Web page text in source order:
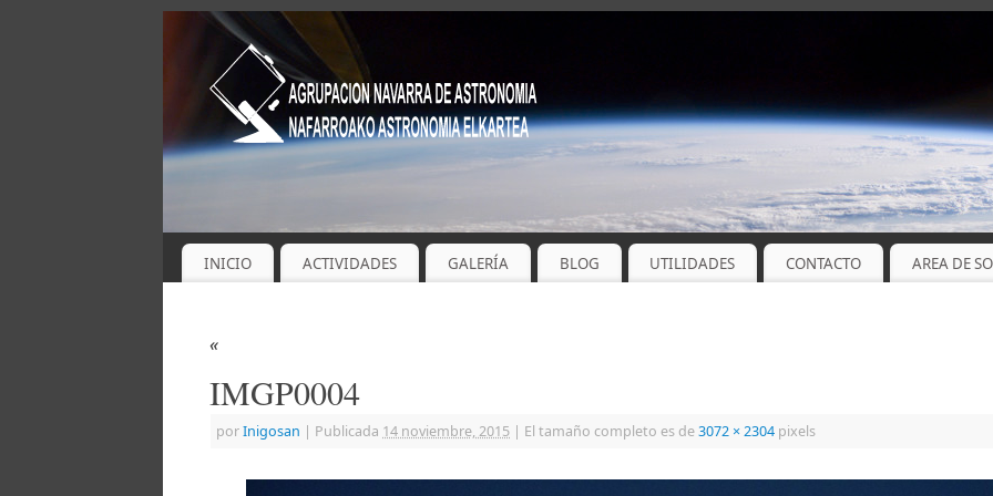
INICIO ACTIVIDADES GALERÍA BLOG UTILIDADES CONTACTO AREA DE
«
IMGP0004
porInigosan | Publicada 14 noviembre, 2015 | El tamaño completo es de3072 × 2304 pixels